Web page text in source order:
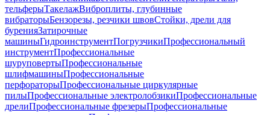
тельферыТакелажВиброплиты, глубинные
вибраторыБензорезы, резчики швовСтойки, дрели для
буренияЗатирочные
машиныГидроинструментПогрузчикиПрофессиональный
инструментПрофессиональные
шуруповертыПрофессиональные
шлифмашиныПрофессиональные
перфораторыПрофессиональные циркулярные
пилыПрофессиональные электролобзикиПрофессиональные
дрелиПрофессиональные фрезерыПрофессиональные